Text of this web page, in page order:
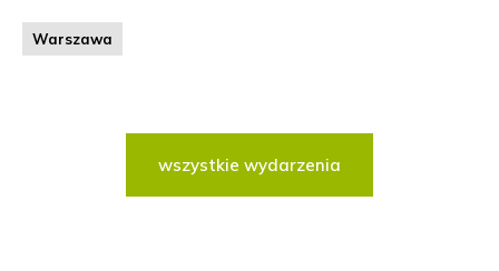
Warszawa
wszystkie wydarzenia